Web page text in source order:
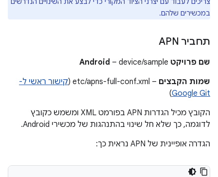
במכשירים שלהם.
תחביר APN
שם פרויקט Android – device/sample
שמות הקבצים – etc/apns-full-conf.xml (
קישור ראשי ל-
Google Git
)
הקובץ מכיל הגדרות APN בפורמט XML ומשמש כקובץ
לדוגמה, כך שלא חל שינוי בהתנהגות של מכשירי Android.
הגדרה אופיינית של APN נראית כך: